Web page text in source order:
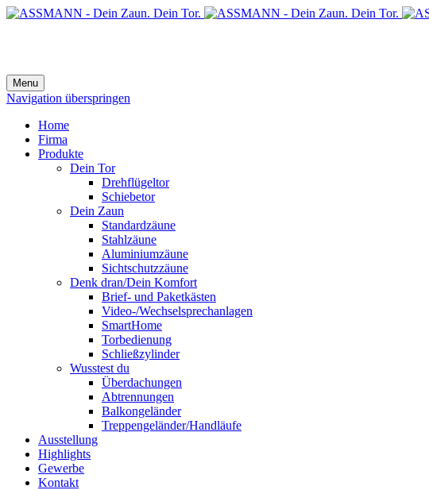
Menu
Navigation überspringen
Home
Firma
Produkte
Dein Tor
Drehflügeltor
Schiebetor
Dein Zaun
Standardzäune
Stahlzäune
Aluminiumzäune
Sichtschutzzäune
Denk dran/Dein Komfort
Brief- und Paketkästen
Video-/Wechselsprechanlagen
SmartHome
Torbedienung
Schließzylinder
Wusstest du
Überdachungen
Abtrennungen
Balkongeländer
Treppengeländer/Handläufe
Ausstellung
Highlights
Gewerbe
Kontakt